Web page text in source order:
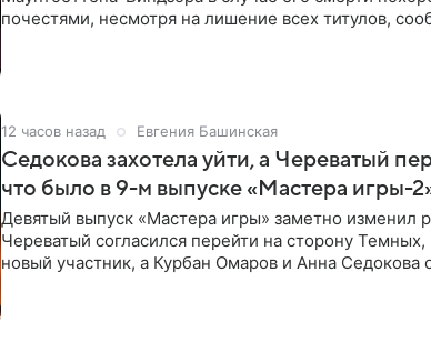
почестями, несмотря на лишение всех титулов,
12 часов назад Евгения Башинская
Седокова захотела уйти, а Череватый
что было в 9-м выпуске «Мастера игры-
Девятый выпуск «Мастера игры» заметно изменил
Череватый согласился перейти на сторону
новый участник, а Курбан Омаров и Анна Седокова